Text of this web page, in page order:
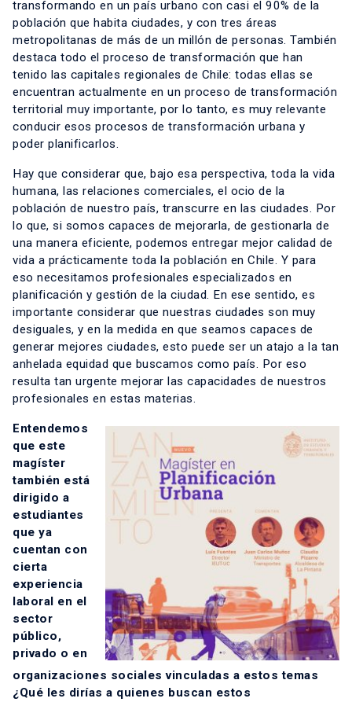
transformando en un país urbano con casi el 90% de la
población que habita ciudades, y con tres áreas
metropolitanas de más de un millón de personas. También
destaca todo el proceso de transformación que han
tenido las capitales regionales de Chile: todas ellas se
encuentran actualmente en un proceso de transformación
territorial muy importante, por lo tanto, es muy relevante
conducir esos procesos de transformación urbana y
poder planificarlos.
Hay que considerar que, bajo esa perspectiva, toda la vida
humana, las relaciones comerciales, el ocio de la
población de nuestro país, transcurre en las ciudades. Por
lo que, si somos capaces de mejorarla, de gestionarla de
una manera eficiente, podemos entregar mejor calidad de
vida a prácticamente toda la población en Chile. Y para
eso necesitamos profesionales especializados en
planificación y gestión de la ciudad. En ese sentido, es
importante considerar que nuestras ciudades son muy
desiguales, y en la medida en que seamos capaces de
generar mejores ciudades, esto puede ser un atajo a la tan
anhelada equidad que buscamos como país. Por eso
resulta tan urgente mejorar las capacidades de nuestros
profesionales en estas materias.
Entendemos
que este
magíster
también está
dirigido a
estudiantes
que ya
cuentan con
cierta
experiencia
laboral en el
sector
público,
privado o en
organizaciones sociales vinculadas a estos temas
¿Qué les dirías a quienes buscan estos